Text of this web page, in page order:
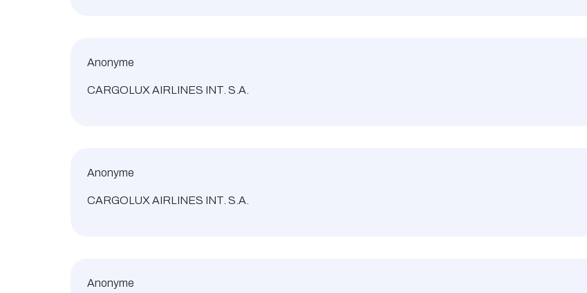
Anonyme
CARGOLUX AIRLINES INT. S.A.
Anonyme
CARGOLUX AIRLINES INT. S.A.
Anonyme